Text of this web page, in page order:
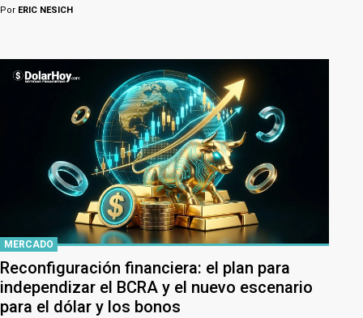
Por ERIC NESICH
MERCADO
Reconfiguración financiera: el plan para
independizar el BCRA y el nuevo escenario
para el dólar y los bonos